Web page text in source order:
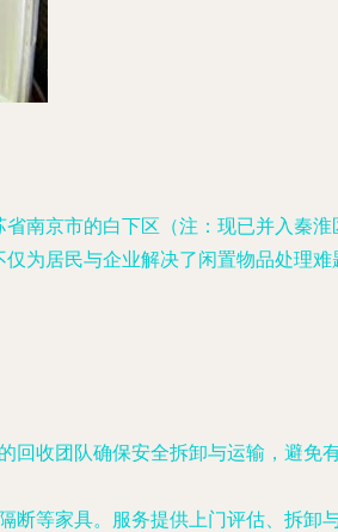
南京市的白下区（注：现已并入秦
为居民与企业解决了闲置物品处理
回收团队确保安全拆卸与运输，避免
断等家具。服务提供上门评估、拆卸